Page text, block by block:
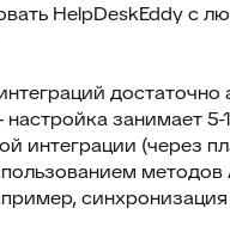
HelpDeskEddy с
занимает 5-
интеграции (через